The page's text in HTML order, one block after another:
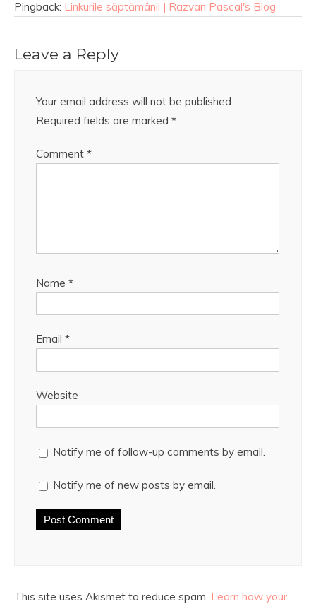
Pingback: Linkurile săptămânii | Razvan Pascal's Blog
Leave a Reply
Your email address will not be published.
Required fields are marked *
Comment *
Name *
Email *
Website
Notify me of follow-up comments by email.
Notify me of new posts by email.
This site uses Akismet to reduce spam. Learn how your